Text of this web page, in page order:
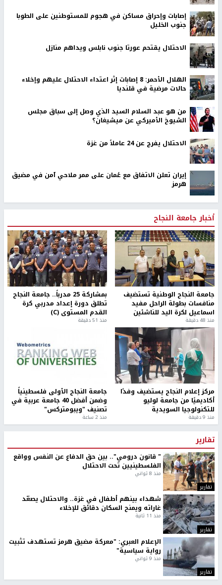
إصابات وإحراق مساكن في هجوم للمستوطنين على الطوبا
جنوب الخليل
الاحتلال يقتحم عورتا جنوب نابلس ويداهم منازل
الهلال الأحمر: 8 إصابات إثر اعتداء الاحتلال عليهم وإخلاء
حالات مرضية في قلنديا
من هو عبد السلام السيد الذي وصل إلى سباق مجلس
الشيوخ الأميركي عن ميشيغان؟
الاحتلال يفرج عن 24 عاملاً من غزة
إيران تعلن الاتفاق مع عُمان على ممر ملاحي آمن في مضيق
هرمز
أخبار جامعة النجاح
جامعة النجاح الوطنية تستضيف
منافسات بطولة الراحل مفيد
اسماعيل لكرة اليد للناشئين
منذ 48 دقيقة
بمشاركة 25 مدرباً.. جامعة النجاح
تطلق دورة إعداد مدربي كرة
القدم المستوى (C)
منذ 51 دقيقة
مركز إعلام النجاح يستضيف وفدًا
أكاديميًا من جامعة لوليو
للتكنولوجيا السويدية
منذ 9 دقيقة
جامعة النجاح الأولى فلسطينياً
وضمن أفضل 40 جامعة عربية في
تصنيف "ويبومتركس"
منذ 2 ساعة
تقارير
تقارير
" قانون درومي".. بين حق الدفاع عن النفس وواقع
الفلسطينيين تحت الاحتلال
منذ 8 ثواني
تقارير
شهداء بينهم أطفال في غزة.. والاحتلال يصعّد
غاراته ويمنح السكان دقائق للإخلاء
منذ 11 ثانية
تقارير
الإعلام العبري: "معركة مضيق هرمز تستهدف تثبيت
رواية سياسية"
منذ 9 ثواني